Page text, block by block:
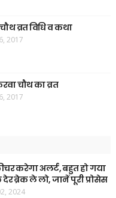
व्रत विधि व कथा
2017
चौथ का व्रत
2017
करेगा अलर्ट, बहुत हो गया
ब्रेक ले लो, जानें पूरी प्रोसेस
2024